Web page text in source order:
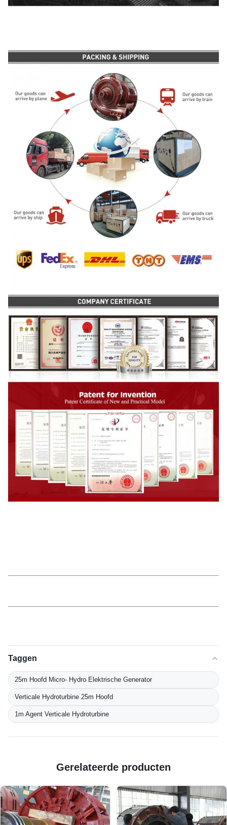
Taggen
25m Hoofd Micro- Hydro Elektrische Generator
Verticale Hydroturbine 25m Hoofd
1m Agent Verticale Hydroturbine
Gerelateerde producten